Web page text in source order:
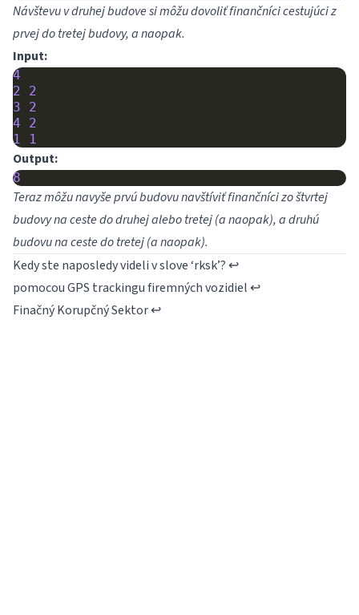
Návštevu v druhej budove si môžu dovoliť finančníci cestujúci z
prvej do tretej budovy, a naopak.
Input:
4
2
2
3
2
4
2
1
1
Output:
8
Teraz môžu navyše prvú budovu navštíviť finančníci zo štvrtej
budovy na ceste do druhej alebo tretej (a naopak), a druhú
budovu na ceste do tretej (a naopak).
Kedy ste naposledy videli v slove ‘rksk’? ↩
pomocou GPS trackingu firemných vozidiel ↩
Finačný Korupčný Sektor↩